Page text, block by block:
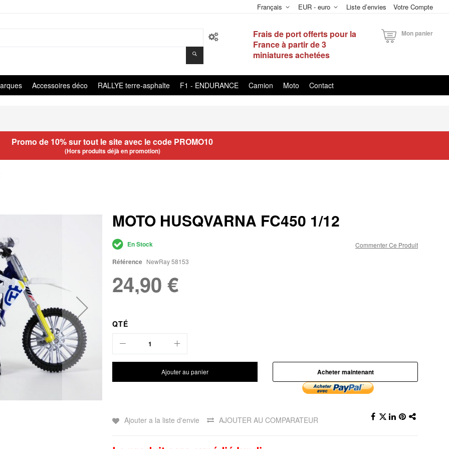
Liste d’envies Votre Compte
EUR - euro
Français
Frais de port offerts pour la
France à partir de 3
miniatures achetées
Mon panier
Accessoires déco RALLYE terre-asphalte F1 - ENDURANCE Camion Moto Contact
Promo de 10% sur tout le site avec le code PROMO10
(Hors produits déjà en promotion)
MOTO HUSQVARNA FC450 1/12
Commenter Ce Produit
En Stock
Référence NewRay 58153
24,90 €
QTÉ
Ajouter au panier Acheter maintenant
Ajouter a la liste d'envie AJOUTER AU COMPARATEUR